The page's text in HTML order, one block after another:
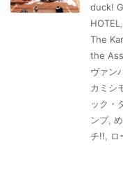
duck!
HOTEL
The
the
ヴァン
カミシ
ック・
ンプ,
チ!!
ロ